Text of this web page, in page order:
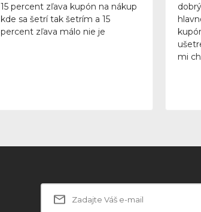
15 percent zľava kupón na nákup
kde sa šetrí tak šetrím a 15
percent zľava málo nie je
mi